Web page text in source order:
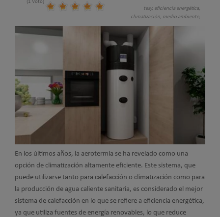
(1 Voto)
tesy, eficiencia energética,
climatización, medio ambiente,
En los últimos años, la aerotermia se ha revelado como una
opción de climatización altamente eficiente. Este sistema, que
puede utilizarse tanto para calefacción o climatización como para
la producción de agua caliente sanitaria, es considerado el mejor
sistema de calefacción en lo que se refiere a eficiencia energética,
ya que utiliza fuentes de energía renovables, lo que reduce